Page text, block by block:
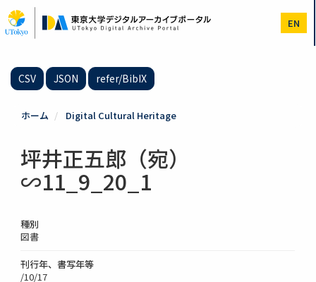
イ
ン
EN
CSV JSON refer/BibIX
ホーム Digital Cultural Heritage
坪井正五郎（宛）
∽11_9_20_1
種別
図書
刊行年、書写年等
/10/17